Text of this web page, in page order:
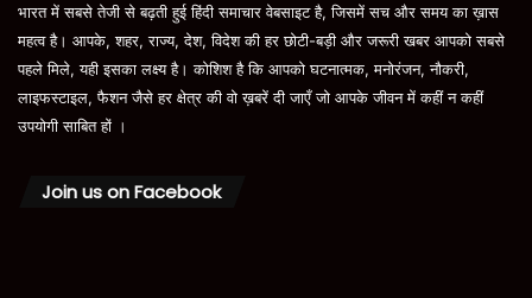
भारत में सबसे तेजी से बढ़ती हुई हिंदी समाचार वेबसाइट है, जिसमें सच और समय का ख़ास
महत्व है। आपके, शहर, राज्य, देश, विदेश की हर छोटी-बड़ी और जरूरी खबर आपको सबसे
पहले मिले, यही इसका लक्ष्य है। कोशिश है कि आपको घटनात्मक, मनोरंजन, नौकरी,
लाइफस्टाइल, फैशन जैसे हर क्षेत्र की वो ख़बरें दी जाएँ जो आपके जीवन में कहीं न कहीं
उपयोगी साबित हों ।
Join us on Facebook